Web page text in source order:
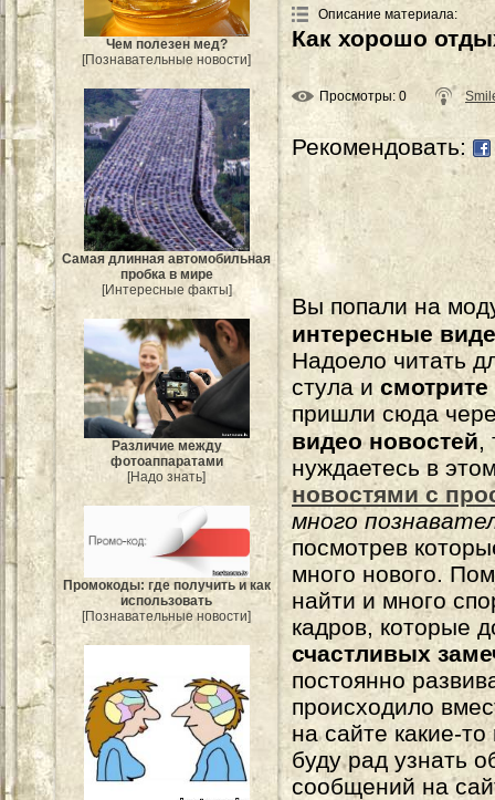
Чем полезен мед?
[Познавательные новости]
Самая длинная автомобильная
пробка в мире
[Интересные факты]
Различие между
фотоаппаратами
[Надо знать]
Промокоды: где получить и как
использовать
[Познавательные новости]
Описание материала:
Как хорошо
Просмотры: 0
Рекомендовать:
Вы попали на
интересные
Надоело читать
стула и
пришли сюда
видео новостей,
нуждаетесь в
новостями с
много
посмотрев
много нового.
найти и много
кадров, которые
счастливых
постоянно
происходило
на сайте какие-
буду рад узнать
сообщений на